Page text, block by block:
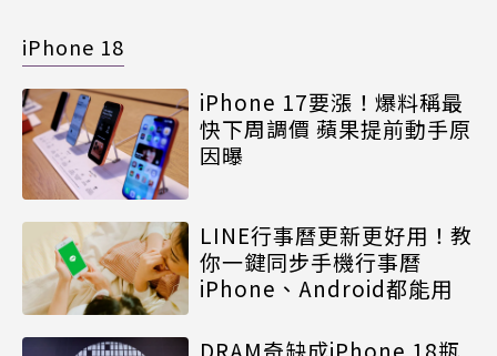
iPhone 18
iPhone 17要漲！爆料稱最
快下周調價 蘋果提前動手原
因曝
LINE行事曆更新更好用！教
你一鍵同步手機行事曆
iPhone、Android都能用
DRAM奇缺成iPhone 18瓶